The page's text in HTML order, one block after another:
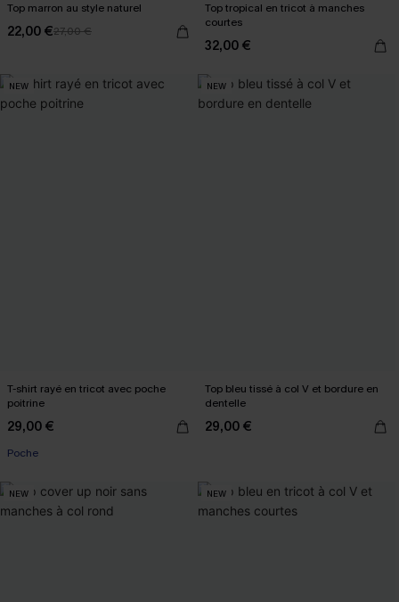
Top marron au style naturel
22,00 €27,00 €
Top tropical en tricot à manches
courtes
32,00 €
NEW
T-shirt rayé en tricot avec poche
poitrine
29,00 €
Poche
NEW
Top bleu tissé à col V et bordure en
dentelle
29,00 €
NEW NEW